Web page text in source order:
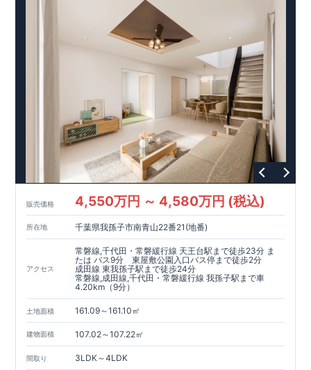
で快適な住まい環境
周辺環境
【教育施設】 ・​那珂川片縄コスモス保育園…約8 0 0 m（徒歩
・認定こども園マリア幼稚園…約1,100m（徒歩14 ～ 15分）
・岩戸北小学校…約7 5 0 m（ 徒歩10 分）
・那珂川北中学校…約1,100m（徒歩14 ～ 16分）
【買い物施設】
・マルキョウ那珂川店…約4 0 0 m（ 徒歩5 ～ 6 分）
・ダイレックス那珂川店…約6 5 0 m（ 徒歩9 分）
・セブンイレブン那珂川片縄西4丁目店…約3 5 0 m（ 徒歩5
・大賀ドラッグストア那珂川店…約8 5 0 m（ 徒歩11 分）
・MEGAドン・キホーテ那珂川店…約1,200m（徒歩15 ～ 16
【その他施設】 ・福岡中央銀行鶴田支店…約9 0 0 m（徒歩12
～ 13分）
・つちもり脳神経外科・内科クリニック…約1,400m（徒歩18
・国立病院機構福岡病院…約2,100m（徒歩27 ～ 30分）
・福岡鶴田郵便局…約9 5 0 m（徒歩12 ～ 13分）
・下原公園…約4 0 0 m（ 徒歩5 分）
東栄住宅の家づくりへのこだわり
■『長期優良住宅』取得
住宅性能評価ダブル取得
■『BELS』一次エネルギー消費量等級6取得
■耐震等級3（地震に強い）
■断熱性能と省エネ
■全棟自社一貫体制
■充実のアフターサポート
※クリックで各詳細ページに移動します♪
販売価格 4,550万円 ～ 4,580万円 (税込)
所在地 千葉県我孫子市南青山22番21(地番)
アクセス
常磐線,千代田・常磐緩行線 天王台駅まで徒歩23分 ま
たは バス9分 東屋敷公園入口バス停まで徒歩2分
成田線 東我孫子駅まで徒歩24分
常磐線,成田線,千代田・常磐緩行線 我孫子駅まで車
4.20km（9分）
土地面積 161.09～161.10㎡
建物面積 107.02～107.22㎡
間取り 3LDK～4LDK